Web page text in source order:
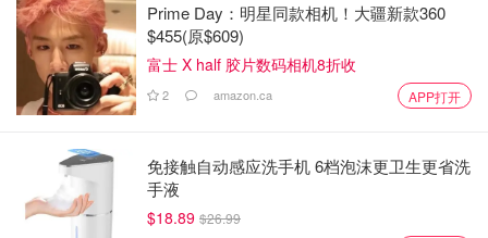
Prime Day：明星同款相机！大疆新款360
$455(原$609)
富士 X half 胶片数码相机8折收
2 amazon.ca APP打开
免接触自动感应洗手机 6档泡沫更卫生更省洗
手液
$18.89 $26.99